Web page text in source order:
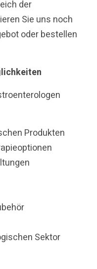
der
Sie uns noch
oder bestellen
Produkten
Sektor